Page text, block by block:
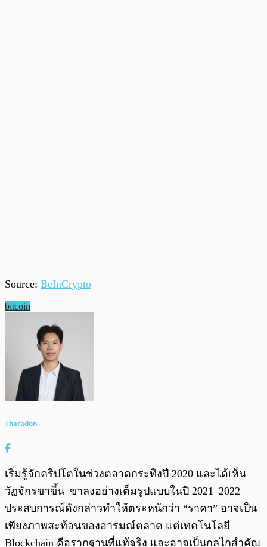
Source: BeInCrypto
bitcoin
Tharadon
เริ่มรู้จักคริปโตในช่วงตลาดกระทิงปี 2020 และได้เห็น
วัฏจักรขาขึ้น–ขาลงอย่างเต็มรูปแบบในปี 2021–2022
ประสบการณ์ดังกล่าวทำให้ตระหนักว่า “ราคา” อาจเป็น
เพียงภาพสะท้อนของอารมณ์ตลาด แต่เทคโนโลยี
Blockchain คือรากฐานที่แท้จริง และอาจเป็นกลไกสำคัญ